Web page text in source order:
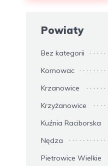
Powiaty
Bez kategorii
Kornowac
Krzanowice
Krzyżanowice
Kuźnia Raciborska
Nędza
Pietrowice Wielkie